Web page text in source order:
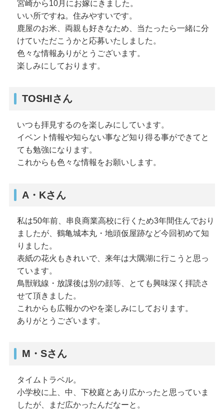
宮崎から10月にお嫁にきました。
いい所ですね。住みやすいです。
鹿屋のお米、両親も好きなため、当たったら一緒に分
けていただこうかと応募いたしました。
色々な情報ありがとうございます。
楽しみにしております。
TOSHIさん
いつも拝見するのを楽しみにしています。
イベント情報や知らない事など知り得る事ができてと
ても勉強になります。
これからも色々な情報をお願いします。
A・Kさん
私は50年前、串良商業高校に行くため3年間住んでおり
ましたが、鶴亀城本丸・地頭仮屋跡など今回初めて知
りました。
表紙の花火もきれいで、来年は大隅湖に行こうと思っ
ています。
鳥獣戦線・放課後は別の顔等、とても興味深く拝読さ
せて頂きました。
これからも広報かのやを楽しみにしております。
ありがとうございます。
M・Sさん
タイムトラベル。
小学校に上、中、下校庭とあり広かったと思っていま
したが、まだ広かったんだなーと。